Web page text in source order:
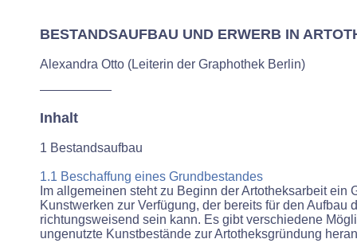
BESTANDSAUFBAU UND ERWERB IN
Alexandra Otto (Leiterin der Graphothek Berlin)
Inhalt
1 Bestandsaufbau
1.1 Beschaffung eines Grundbestandes
Im allgemeinen steht zu Beginn der Artotheksarbeit ein
Kunstwerken zur Verfügung, der bereits für den Aufbau
richtungsweisend sein kann. Es gibt verschiedene
ungenutzte Kunstbestände zur Artotheksgründung